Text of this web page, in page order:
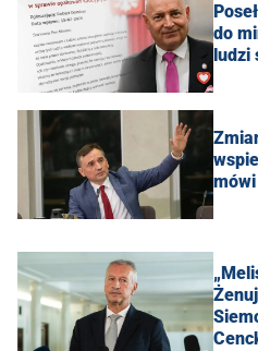
do
ludzi